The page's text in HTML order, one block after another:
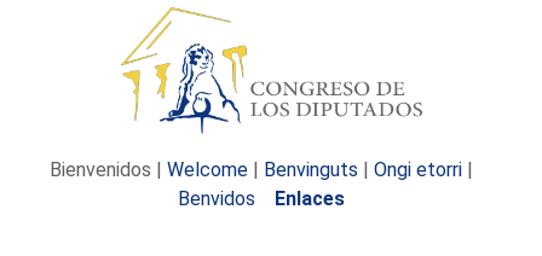
Bienvenidos | Welcome | Benvinguts | Ongi etorri |
Benvidos
Enlaces